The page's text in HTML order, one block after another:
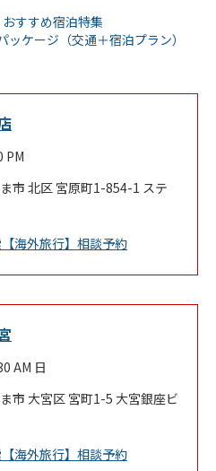
おすすめ宿泊特集
ッケージ（交通＋宿泊プラン）
PM
市 北区 宮原町1-854-1 ステ
Link Opens in New Tab
【海外旅行】相談予約
AM 日
市 大宮区 宮町1-5 大宮銀座ビ
Link Opens in New Tab
【海外旅行】相談予約